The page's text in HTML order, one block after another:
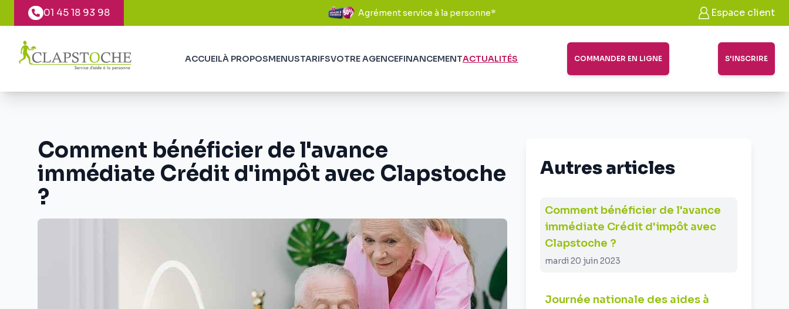
01 45 18 93 98 Agrément service à la personne* Espace client
ACCUEILÀ PROPOSMENUSTARIFSVOTRE AGENCEFINANCEMENTACTUALITÉS COMMANDER EN LIGNE S'INSCRIRE
Comment bénéficier de l'avance
immédiate Crédit d'impôt avec Clapstoche
?
Autres articles
Comment bénéficier de l'avance
immédiate Crédit d'impôt avec
Clapstoche ?
mardi 20 juin 2023
Journée nationale des aides à
Panneau de gestion des cookies